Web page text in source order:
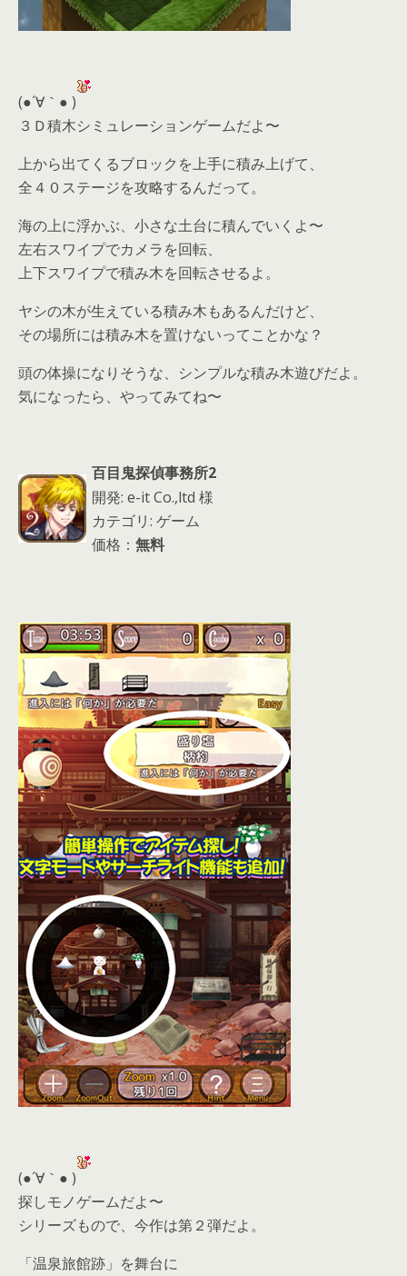
(●´∀｀● )
３Ｄ積木シミュレーションゲームだよ〜
上から出てくるブロックを上手に積み上げて、
全４０ステージを攻略するんだって。
海の上に浮かぶ、小さな土台に積んでいくよ〜
左右スワイプでカメラを回転、
上下スワイプで積み木を回転させるよ。
ヤシの木が生えている積み木もあるんだけど、
その場所には積み木を置けないってことかな？
頭の体操になりそうな、シンプルな積み木遊びだよ。
気になったら、やってみてね〜
百目鬼探偵事務所2
開発: e-it Co.,ltd 様
カテゴリ: ゲーム
価格： 無料
(●´∀｀● )
探しモノゲームだよ〜
シリーズもので、今作は第２弾だよ。
「温泉旅館跡」を舞台に